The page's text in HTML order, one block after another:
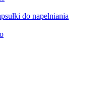
do napełniania